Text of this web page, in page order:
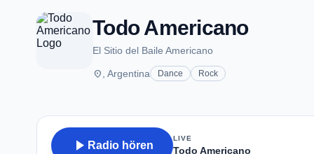
Todo Americano
El Sitio del Baile Americano
place , Argentina Dance Rock
play_arrow Radio hören
LIVE
Todo Americano